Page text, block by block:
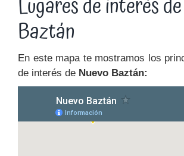
Baztán
En este mapa te mostramos los
de interés de Nuevo Baztán: